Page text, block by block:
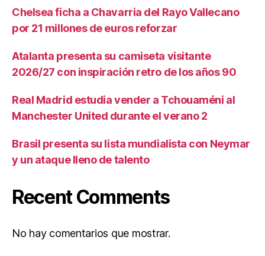
Chelsea ficha a Chavarria del Rayo Vallecano
por 21 millones de euros reforzar
Atalanta presenta su camiseta visitante
2026/27 con inspiración retro de los años 90
Real Madrid estudia vender a Tchouaméni al
Manchester United durante el verano 2
Brasil presenta su lista mundialista con Neymar
y un ataque lleno de talento
Recent Comments
No hay comentarios que mostrar.